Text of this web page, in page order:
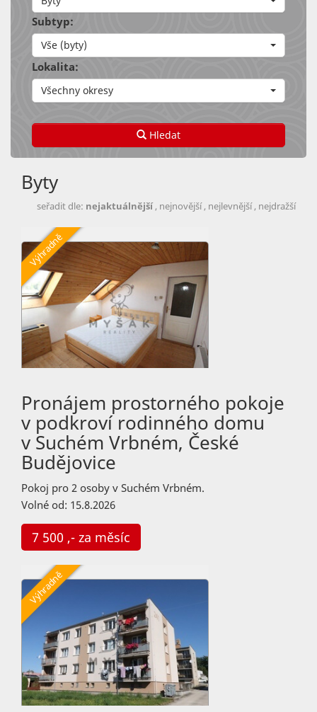
Subtyp:
Vše (byty)
Lokalita:
Všechny okresy
Hledat
Byty
seřadit dle: nejaktuálnější , nejnovější , nejlevnější , nejdražší
Pronájem prostorného pokoje
v podkroví rodinného domu
v Suchém Vrbném, České
Budějovice
Pokoj pro 2 osoby v Suchém Vrbném.
Volné od: 15.8.2026
7 500 ,- za měsíc